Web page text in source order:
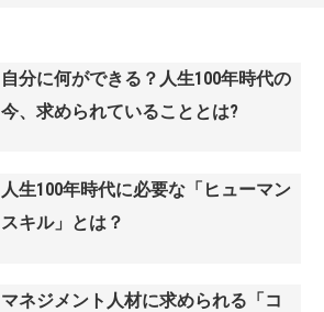
自分に何ができる？人生100年時代の
今、求められていることとは?
人生100年時代に必要な「ヒューマン
スキル」とは？
マネジメント人材に求められる「コ